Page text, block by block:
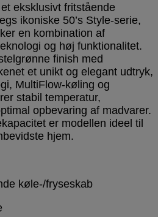
eksklusivt fritstående
ikoniske 50’s Style-serie,
en kombination af
og høj funktionalitet.
finish med
et unikt og elegant udtryk,
MultiFlow-køling og
stabil temperatur,
opbevaring af madvarer.
er modellen ideel til
hjem.
køle-/fryseskab